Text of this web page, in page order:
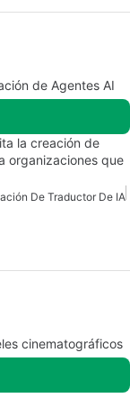
de Agentes AI
la creación de
organizaciones que
De Traductor De IA
cinematográficos